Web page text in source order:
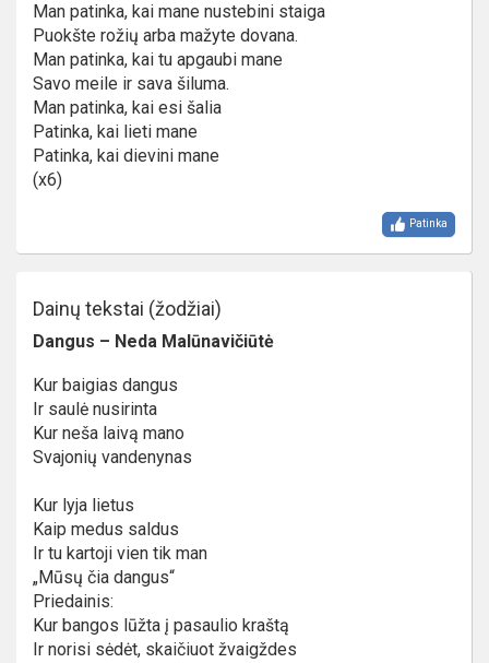
Man patinka, kai mane nustebini staiga
Puokšte rožių arba mažyte dovana.
Man patinka, kai tu apgaubi mane
Savo meile ir sava šiluma.
Man patinka, kai esi šalia
Patinka, kai lieti mane
Patinka, kai dievini mane
(x6)
Patinka
Dainų tekstai (žodžiai)
Dangus – Neda Malūnavičiūtė
Kur baigias dangus
Ir saulė nusirinta
Kur neša laivą mano
Svajonių vandenynas
Kur lyja lietus
Kaip medus saldus
Ir tu kartoji vien tik man
„Mūsų čia dangus“
Priedainis:
Kur bangos lūžta į pasaulio kraštą
Ir norisi sėdėt, skaičiuot žvaigždes